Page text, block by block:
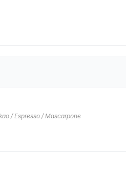
/ Espresso / Mascarpone